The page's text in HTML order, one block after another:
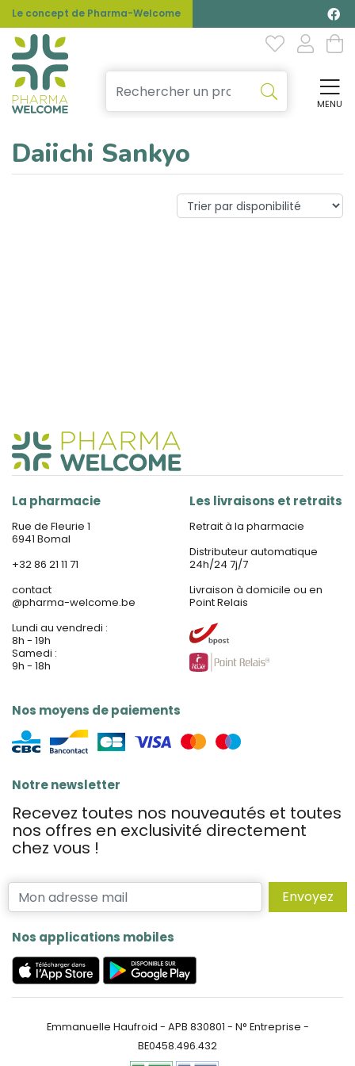
Le concept de Pharma-Welcome
MENU
Daiichi Sankyo
La pharmacie
Rue de Fleurie 1
6941 Bomal
+32 86 21 11 71
contact
@pharma-welcome.be
Lundi au vendredi :
8h - 19h
Samedi :
9h - 18h
Nos moyens de paiements
Les livraisons et retraits
Retrait à la pharmacie
Distributeur automatique
24h/24 7j/7
Livraison à domicile ou en
Point Relais
Notre newsletter
Recevez toutes nos nouveautés et toutes
nos offres en exclusivité directement
chez vous !
Envoyez
Nos applications mobiles
Emmanuelle Haufroid - APB 830801 - N° Entreprise -
BE0458.496.432